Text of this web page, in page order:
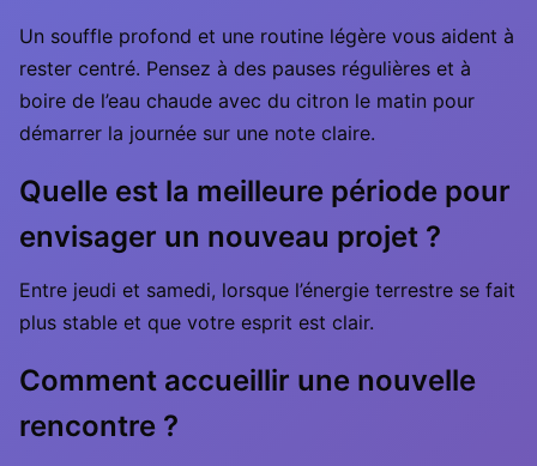
Un souffle profond et une routine légère vous aident à
rester centré. Pensez à des pauses régulières et à
boire de l’eau chaude avec du citron le matin pour
démarrer la journée sur une note claire.
Quelle est la meilleure période pour
envisager un nouveau projet ?
Entre jeudi et samedi, lorsque l’énergie terrestre se fait
plus stable et que votre esprit est clair.
Comment accueillir une nouvelle
rencontre ?